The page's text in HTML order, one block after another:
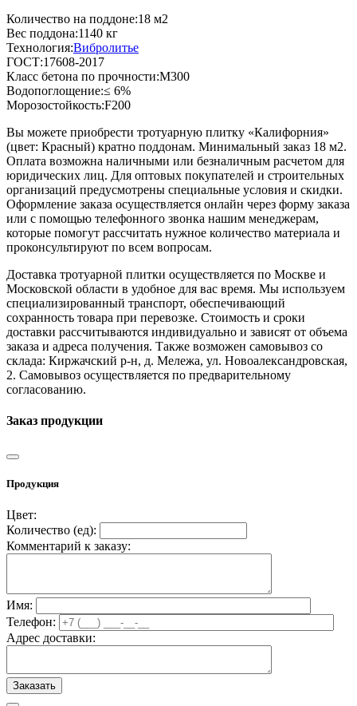
Количество на поддоне:18 м2
Вес поддона:1140 кг
Технология:Вибролитье
ГОСТ:17608-2017
Класс бетона по прочности:М300
Водопоглощение:≤ 6%
Морозостойкость:F200
Вы можете приобрести тротуарную плитку «Калифорния»
(цвет: Красный) кратно поддонам. Минимальный заказ 18 м2.
Оплата возможна наличными или безналичным расчетом для
юридических лиц. Для оптовых покупателей и строительных
организаций предусмотрены специальные условия и скидки.
Оформление заказа осуществляется онлайн через форму заказа
или с помощью телефонного звонка нашим менеджерам,
которые помогут рассчитать нужное количество материала и
проконсультируют по всем вопросам.
Доставка тротуарной плитки осуществляется по Москве и
Московской области в удобное для вас время. Мы используем
специализированный транспорт, обеспечивающий
сохранность товара при перевозке. Стоимость и сроки
доставки рассчитываются индивидуально и зависят от объема
заказа и адреса получения. Также возможен самовывоз со
склада: Киржачский р-н, д. Мележа, ул. Новоалександровская,
2. Самовывоз осуществляется по предварительному
согласованию.
Заказ продукции
Продукция
Цвет:
Количество (ед):
Комментарий к заказу:
Имя:
Телефон:
Адрес доставки: